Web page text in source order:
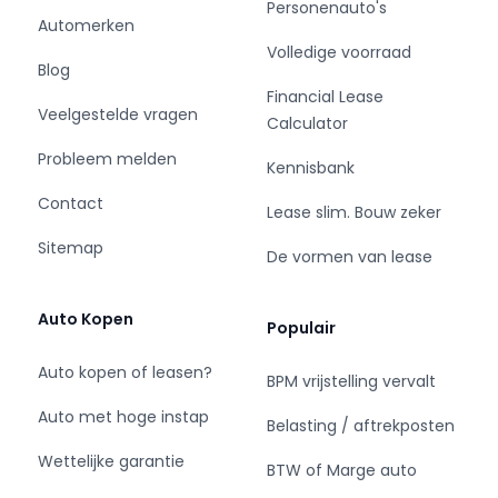
Storingsmelding: Nee
- Geen jaarcijfers nodig
- Online kopen, 14 dagen niet goed geld terug
- Levering in heel Nederland
- Financiering binnen 1 dag
- Ideaal voor starters & ZZP'ers
- Leasen met BKR codering is mogelijk
- Kosteloos overstappen naar een elektrisch
Automerken
Blog
Veelgestelde vragen
Probleem melden
Contact
Sitemap
Auto Kopen
Auto kopen of leasen?
Auto met hoge instap
Wettelijke garantie
Personenauto's
Volledige voorraad
Financial Lease
Calculator
Kennisbank
Lease slim. Bouw zeker
De vormen van lease
Populair
BPM vrijstelling vervalt
Belasting / aftrekposten
BTW of Marge auto